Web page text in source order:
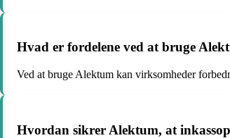
Hvad er fordelene ved at bruge
Ved at bruge Alektum kan virksomheder
Hvordan sikrer Alektum, at